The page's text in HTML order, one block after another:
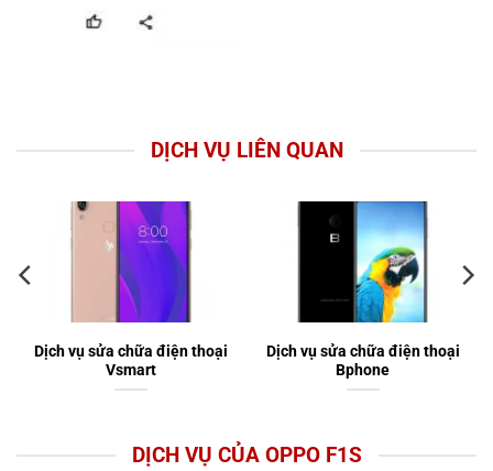
DỊCH VỤ LIÊN QUAN
Dịch vụ sửa chữa điện thoại
Vsmart
Dịch vụ sửa chữa điện thoại
Bphone
DỊCH VỤ CỦA OPPO F1S